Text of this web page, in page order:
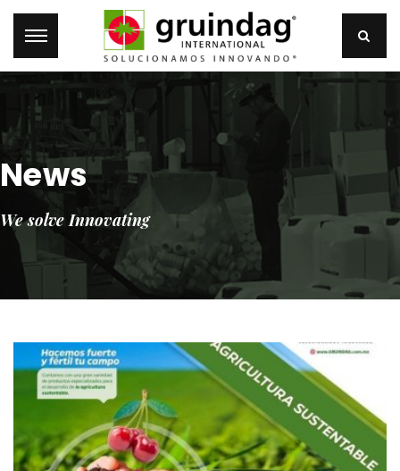
News
We solve Innovating